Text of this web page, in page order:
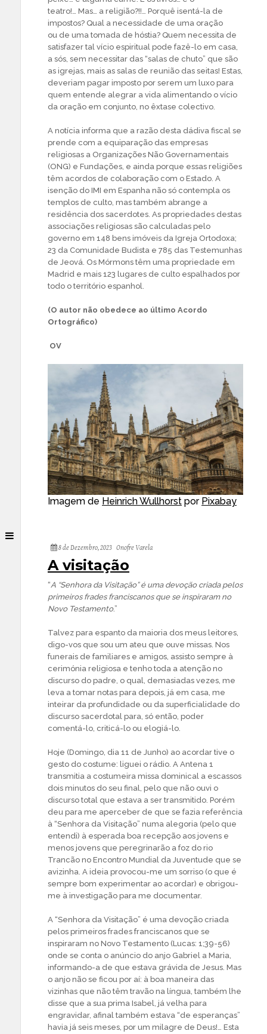
teatro!… Mas… a religião?!!… Porquê isentá-la de
impostos? Qual a necessidade de uma oração
ou de uma tomada de hóstia? Quem necessita de
satisfazer tal vício espiritual pode fazê-lo em casa,
a sós, sem necessitar das “salas de chuto” que são
as igrejas, mais as salas de reunião das seitas! Estas,
deveriam pagar imposto por serem um luxo para
quem entende alegrar a vida alimentando o vício
da oração em conjunto, no êxtase colectivo.
A notícia informa que a razão desta dádiva fiscal se
prende com a equiparação das empresas
religiosas a Organizações Não Governamentais
(ONG) e Fundações, e ainda porque essas religiões
têm acordos de colaboração com o Estado. A
isenção do IMI em Espanha não só contempla os
templos de culto, mas também abrange a
residência dos sacerdotes. As propriedades destas
associações religiosas são calculadas pelo
governo em 148 bens imóveis da Igreja Ortodoxa;
23 da Comunidade Budista e 785 das Testemunhas
de Jeová. Os Mórmons têm uma propriedade em
Madrid e mais 123 lugares de culto espalhados por
todo o território espanhol.
(O autor não obedece ao último Acordo
Ortográfico)
OV
Imagem de Heinrich Wullhorst por Pixabay
8 de Dezembro, 2023 Onofre Varela
A visitação
“A “Senhora da Visitação” é uma devoção criada pelos
primeiros frades franciscanos que se inspiraram no
Novo Testamento.”
Talvez para espanto da maioria dos meus leitores,
digo-vos que sou um ateu que ouve missas. Nos
funerais de familiares e amigos, assisto sempre à
cerimónia religiosa e tenho toda a atenção no
discurso do padre, o qual, demasiadas vezes, me
leva a tomar notas para depois, já em casa, me
inteirar da profundidade ou da superficialidade do
discurso sacerdotal para, só então, poder
comentá-lo, criticá-lo ou elogiá-lo.
Hoje (Domingo, dia 11 de Junho) ao acordar tive o
gesto do costume: liguei o rádio. A Antena 1
transmitia a costumeira missa dominical a escassos
dois minutos do seu final, pelo que não ouvi o
discurso total que estava a ser transmitido. Porém
deu para me aperceber de que se fazia referência
à “Senhora da Visitação” numa alegoria (pelo que
entendi) à esperada boa recepção aos jovens e
menos jovens que peregrinarão a foz do rio
Trancão no Encontro Mundial da Juventude que se
avizinha. A ideia provocou-me um sorriso (o que é
sempre bom experimentar ao acordar) e obrigou-
me à investigação para me documentar.
A “Senhora da Visitação” é uma devoção criada
pelos primeiros frades franciscanos que se
inspiraram no Novo Testamento (Lucas: 1;39-56)
onde se conta o anúncio do anjo Gabriel a Maria,
informando-a de que estava grávida de Jesus. Mas
o anjo não se ficou por aí: à boa maneira das
vizinhas que não têm travão na língua, também lhe
disse que a sua prima Isabel, já velha para
engravidar, afinal também estava “de esperanças”
havia já seis meses, por um milagre de Deus!… Esta